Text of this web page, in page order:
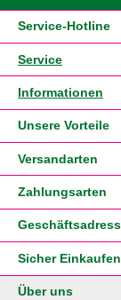
Service-Hotline
Service
Informationen
Unsere Vorteile
Versandarten
Zahlungsarten
Sicher Einkaufen
Über uns